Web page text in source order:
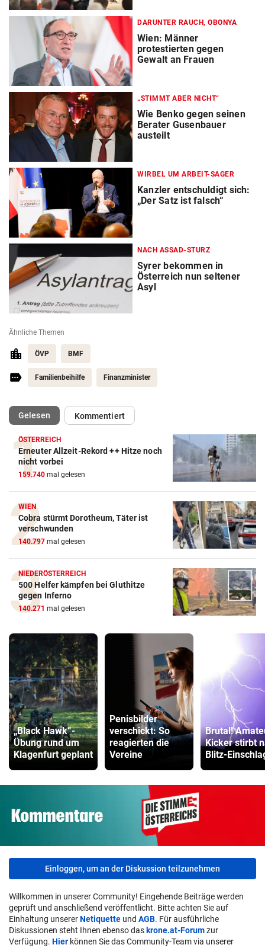
DARUNTER RAUCH, OBONYA
Wien: Männer
protestierten gegen
Gewalt an Frauen
„STIMMT ABER NICHT“
Wie Benko gegen seinen
Berater Gusenbauer
austeilt
WIRBEL UM ARBEIT-SAGER
Kanzler entschuldigt sich:
„Der Satz ist falsch“
NACH ASSAD-STURZ
Syrer bekommen in
Österreich nun seltener
Asyl
Ähnliche Themen
ÖVP BMF
Familienbeihilfe Finanzminister
Gelesen(ausgewählt)Kommentiert
ÖSTERREICH
Erneuter Allzeit-Rekord ++ Hitze noch
nicht vorbei
159.740 mal gelesen
WIEN
Cobra stürmt Dorotheum, Täter ist
verschwunden
140.797 mal gelesen
NIEDERÖSTERREICH
500 Helfer kämpfen bei Gluthitze
gegen Inferno
140.271 mal gelesen
„Black Hawk“-
Übung rund um
Klagenfurt geplant
Penisbilder
verschickt: So
reagierten die
Vereine
Brutal!
Kicker stirbt
Blitz-
Einloggen, um an der Diskussion teilzunehmen
Willkommen in unserer Community! Eingehende Beiträge werden
geprüft und anschließend veröffentlicht. Bitte achten Sie auf
Einhaltung unsererNetiquette und AGB. Für ausführliche
Diskussionen steht Ihnen ebenso das krone.at-Forumzur
Verfügung. Hier können Sie das Community-Team via unserer